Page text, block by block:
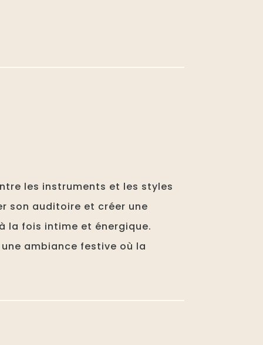
les instruments et les styles
son auditoire et créer une
la fois intime et énergique.
ambiance festive où la